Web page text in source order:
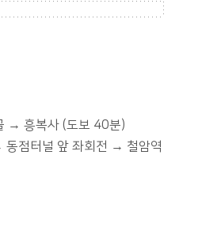
→ 흥복사 (도보 40분)
점터널 앞 좌회전 → 철암역